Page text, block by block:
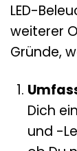
LED-
weiterer
Gründe,
Dich
und -